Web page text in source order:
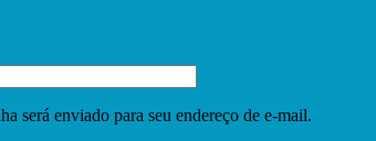
será enviado para seu endereço de e-mail.